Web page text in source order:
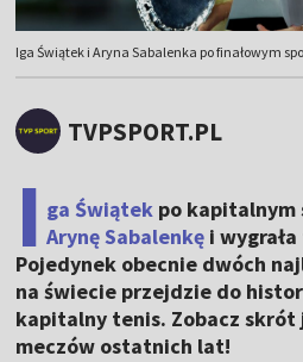
Iga Świątek i Aryna Sabalenka po finałowym
TVPSPORT.PL
I ga Świątek po kapitalnym
Arynę Sabalenkę i
Pojedynek obecnie dwóch
na świecie przejdzie do
kapitalny tenis. Zobacz skrót
meczów ostatnich lat!